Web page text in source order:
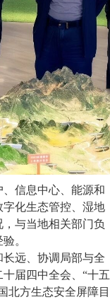
信息中心、能源和
化生态管控、湿地
与当地相关部门负
。
远、协调局部与全
届四中全会、“十五
北方生态安全屏障目